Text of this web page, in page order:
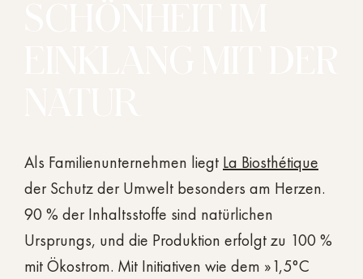
Als Familienunternehmen liegt La Biosthétique
der Schutz der Umwelt besonders am Herzen.
90 % der Inhaltsstoffe sind natürlichen
Ursprungs, und die Produktion erfolgt zu 100 %
mit Ökostrom. Mit Initiativen wie dem »1,5°C